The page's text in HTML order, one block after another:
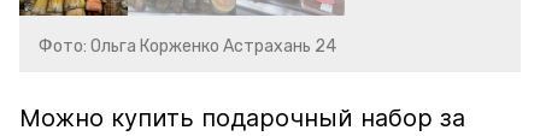
Фото: Ольга Корженко Астрахань 24
Можно купить подарочный набор за